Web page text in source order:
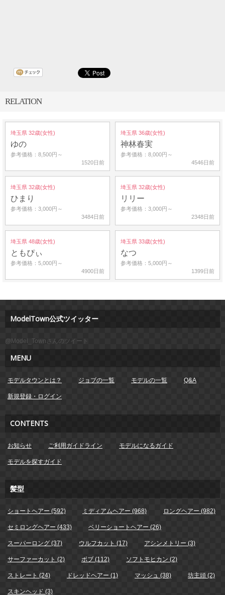
RELATION
埼玉県 32歳(女性)
ゆの
参考価格：8,500円～
1520日前
埼玉県 36歳(女性)
神林春実
参考価格：8,000円～
4546日前
埼玉県 32歳(女性)
ひまり
参考価格：3,000円～
3484日前
埼玉県 32歳(女性)
リリー
参考価格：3,000円～
2348日前
埼玉県 48歳(女性)
ともぴぃ
参考価格：5,000円～
4900日前
埼玉県 33歳(女性)
なつ
参考価格：5,000円～
1399日前
ModelTown公式ツイッター
@Model_Townさんのツイート
MENU
モデルタウンとは？ ジョブの一覧 モデルの一覧 Q&A
新規登録・ログイン
CONTENTS
お知らせ ご利用ガイドライン モデルになるガイド
モデルを探すガイド
髪型
ショートヘアー (592) ミディアムヘアー (968) ロングヘアー (982)
セミロングヘアー (433) ベリーショートヘアー (26)
スーパーロング (37) ウルフカット (17) アシンメトリー (3)
サーファーカット (2) ボブ (112) ソフトモヒカン (2)
ストレート (24) ドレッドヘアー (1) マッシュ (38) 坊主頭 (2)
スキンヘッド (3)